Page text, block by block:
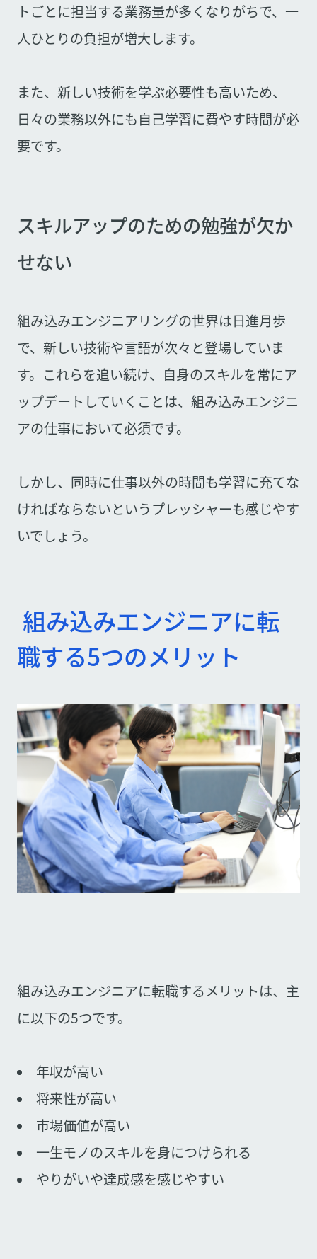
トごとに担当する業務量が多くなりがちで、一
人ひとりの負担が増大します。
また、新しい技術を学ぶ必要性も高いため、
日々の業務以外にも自己学習に費やす時間が必
要です。
スキルアップのための勉強が欠か
せない
組み込みエンジニアリングの世界は日進月歩
で、新しい技術や言語が次々と登場していま
す。これらを追い続け、自身のスキルを常にア
ップデートしていくことは、組み込みエンジニ
アの仕事において必須です。
しかし、同時に仕事以外の時間も学習に充てな
ければならないというプレッシャーも感じやす
いでしょう。
組み込みエンジニアに転
職する5つのメリット
組み込みエンジニアに転職するメリットは、主
に以下の5つです。
年収が高い
将来性が高い
市場価値が高い
一生モノのスキルを身につけられる
やりがいや達成感を感じやすい